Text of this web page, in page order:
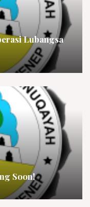
Lubangsa
Soon!